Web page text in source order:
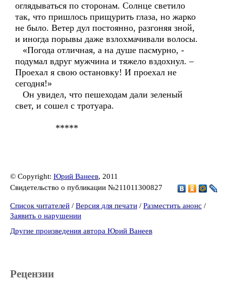
оглядываться по сторонам. Солнце светило
так, что пришлось прищурить глаза, но жарко
не было. Ветер дул постоянно, разгоняя зной,
и иногда порывы даже взлохмачивали волосы.
«Погода отличная, а на душе пасмурно, -
подумал вдруг мужчина и тяжело вздохнул. –
Проехал я свою остановку! И проехал не
сегодня!»
Он увидел, что пешеходам дали зеленый
свет, и сошел с тротуара.
*****
© Copyright: Юрий Ванеев, 2011
Свидетельство о публикации №211011300827
Список читателей / Версия для печати / Разместить анонс /
Заявить о нарушении
Другие произведения автора Юрий Ванеев
Рецензии